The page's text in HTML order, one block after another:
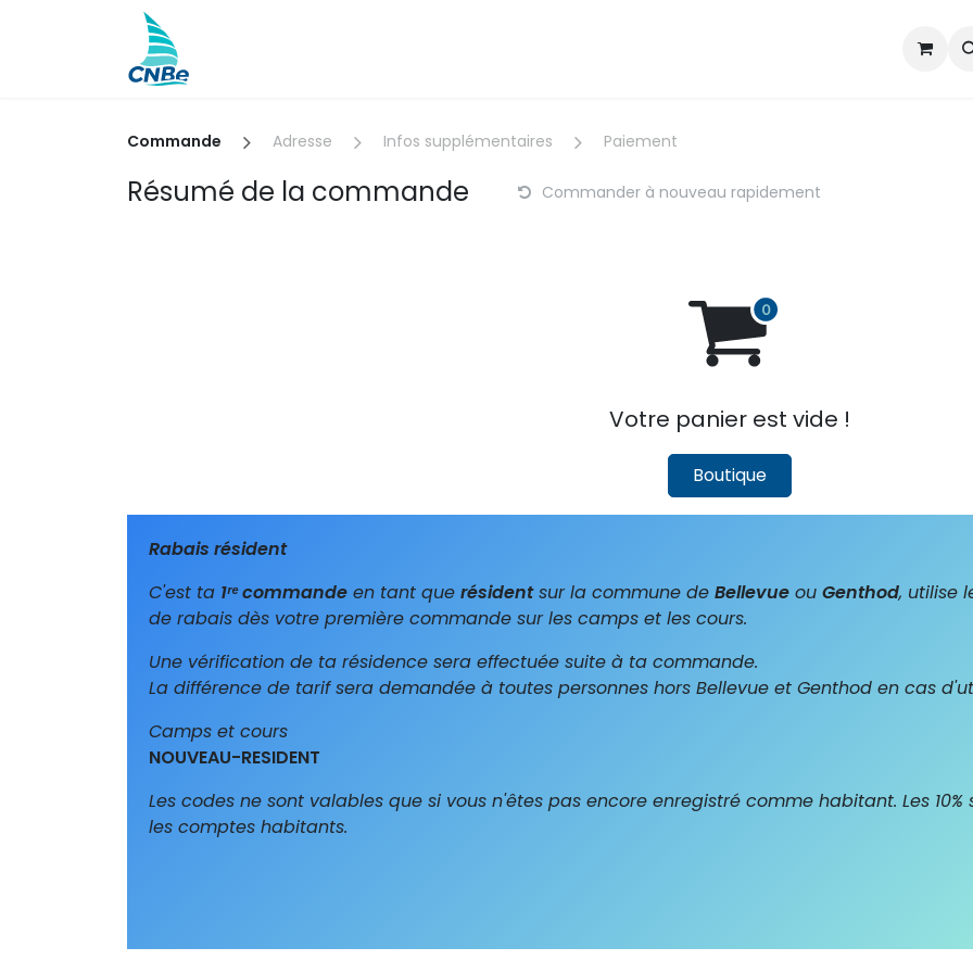
Se rendre au contenu
Courses d'écoles
Commande Adresse Infos supplémentaires Paiement
Résumé de la commande Commander à nouveau rapidement
Votre panier est vide !
Boutique
Rabais résident
C'est ta 1ʳᵉ commande en tant que résidentsur la commune de Bellevue ou Genthod, utilise
de rabais dès votre première commande sur les camps et les cours.
Une vérification de ta résidence sera effectuée suite à ta commande.
La différence de tarif sera demandée à toutes personnes hors Bellevue et Genthod en cas
Camps et cours
NOUVEAU-RESIDENT
Les codes ne sont valables que si vous n'êtes pas encore enregistré comme habitant. Les
les comptes habitants.